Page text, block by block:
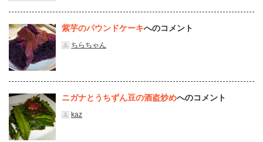
紫芋のパウンドケーキへのコメント
ちらちゃん
ニガナとうちずん豆の酒盗炒めへのコメント
kaz